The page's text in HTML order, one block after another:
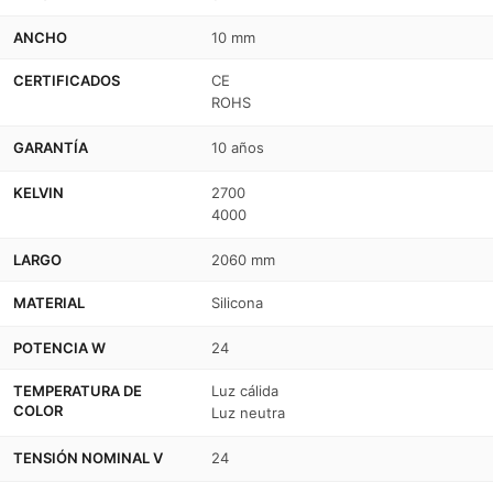
-
24V
2
metros
24V
ANCHO 10 mm
CERTIFICADOS
CE
ROHS
GARANTÍA 10 años
KELVIN
2700
4000
LARGO 2060 mm
MATERIAL Silicona
POTENCIA W 24
TEMPERATURA DE
COLOR
Luz cálida
Luz neutra
TENSIÓN NOMINAL V 24